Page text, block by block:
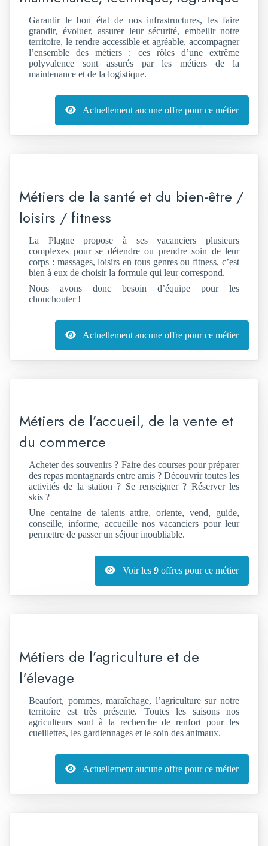
Garantir le bon état de nos infrastructures, les faire
grandir, évoluer, assurer leur sécurité, embellir notre
territoire, le rendre accessible et agréable, accompagner
l’ensemble des métiers : ces rôles d’une extrême
polyvalence sont assurés par les métiers de la
maintenance et de la logistique.
Actuellement aucune offre pour ce métier
Métiers de la santé et du bien-être /
loisirs / fitness
La Plagne propose à ses vacanciers plusieurs
complexes pour se détendre ou prendre soin de leur
corps : massages, loisirs en tous genres ou fitness, c’est
bien à eux de choisir la formule qui leur correspond.
Nous avons donc besoin d’équipe pour les
chouchouter !
Actuellement aucune offre pour ce métier
Métiers de l’accueil, de la vente et
du commerce
Acheter des souvenirs ? Faire des courses pour préparer
des repas montagnards entre amis ? Découvrir toutes les
activités de la station ? Se renseigner ? Réserver les
skis ?
Une centaine de talents attire, oriente, vend, guide,
conseille, informe, accueille nos vacanciers pour leur
permettre de passer un séjour inoubliable.
Voir les 9 offres pour ce métier
Métiers de l’agriculture et de
l'élevage
Beaufort, pommes, maraîchage, l’agriculture sur notre
territoire est très présente. Toutes les saisons nos
agriculteurs sont à la recherche de renfort pour les
cueillettes, les gardiennages et le soin des animaux.
Actuellement aucune offre pour ce métier